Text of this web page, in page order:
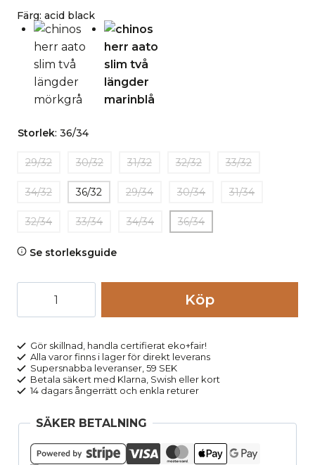
Färg: acid black
Storlek: 36/34
29/32 30/32 31/32 32/32 33/32
34/32 36/32 29/34 30/34 31/34
32/34 33/34 34/34 36/34
Se storleksguide
SLIM
två
längder
mörkgrå
mängd
Köp
Gör skillnad, handla certifierat eko+fair!
Alla varor finns i lager för direkt leverans
Supersnabba leveranser, 59 SEK
Betala säkert med Klarna, Swish eller kort
14 dagars ångerrätt och enkla returer
SÄKER BETALNING